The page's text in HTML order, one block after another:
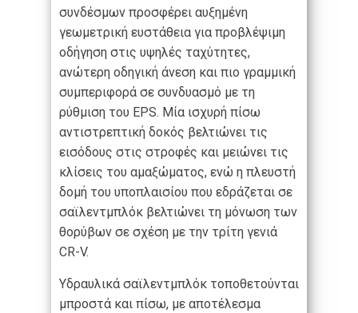
συνδέσμων προσφέρει αυξημένη
γεωμετρική ευστάθεια για προβλέψιμη
οδήγηση στις υψηλές ταχύτητες,
ανώτερη οδηγική άνεση και πιο γραμμική
συμπεριφορά σε συνδυασμό με τη
ρύθμιση του EPS. Μία ισχυρή πίσω
αντιστρεπτική δοκός βελτιώνει τις
εισόδους στις στροφές και μειώνει τις
κλίσεις του αμαξώματος, ενώ η πλευστή
δομή του υποπλαισίου που εδράζεται σε
σαϊλεντμπλόκ βελτιώνει τη μόνωση των
θορύβων σε σχέση με την τρίτη γενιά
CR-V.
Υδραυλικά σαϊλεντμπλόκ τοποθετούνται
μπροστά και πίσω, με αποτέλεσμα